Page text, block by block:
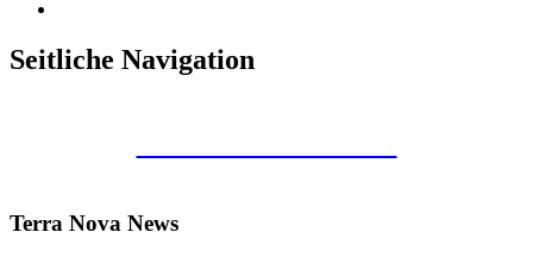
Seitliche Navigation
Terra Nova News